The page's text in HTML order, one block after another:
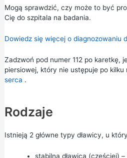
Mogą sprawdzić, czy może to być
Cię do szpitala na badania.
Dowiedz się więcej o diagnozowaniu
Zadzwoń pod numer 112 po karetkę,
piersiowej, który nie ustępuje po
serca .
Rodzaje
Istnieją 2 główne typy dławicy, u
stabilna dławica (częściej)